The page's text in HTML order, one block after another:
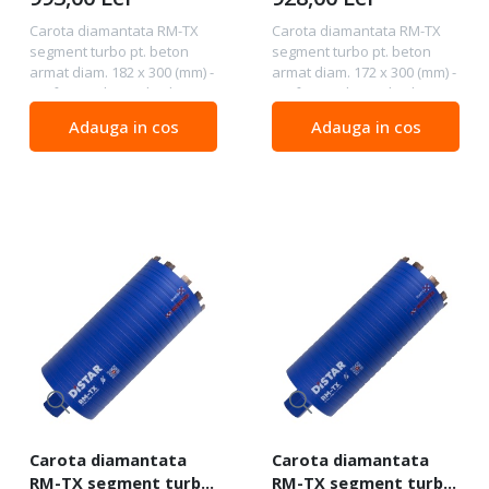
DiStar-10215129015
Carota diamantata RM-TX
segment turbo pt. beton
armat diam. 182 x 300 (mm) -
Profesional Standard -
Standard - calitate
profesionala de buna
Adauga in cos
DiStar-10216025012
Carota diamantata RM-TX
segment turbo pt. beton
armat diam. 172 x 300 (mm) -
Profesional Standard -
Standard - calitate
profesionala de buna
Adauga in cos
Carota diamantata
RM-TX segment turbo
Carota diamantata
RM-TX segment turbo